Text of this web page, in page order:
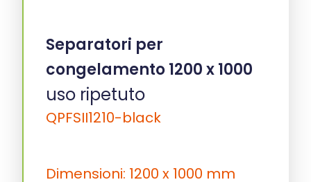
Separatori per
congelamento 1200 x 1000
uso ripetuto
QPFSII1210-black
Dimensioni: 1200 x 1000 mm